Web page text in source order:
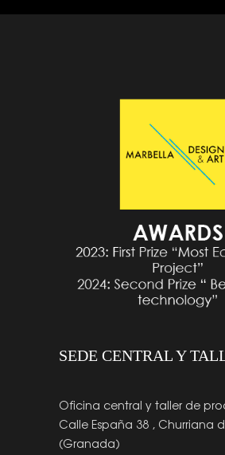
SEDE CENTRAL Y
Oficina central y taller de
Calle España 38 , Churriana
(Granada)